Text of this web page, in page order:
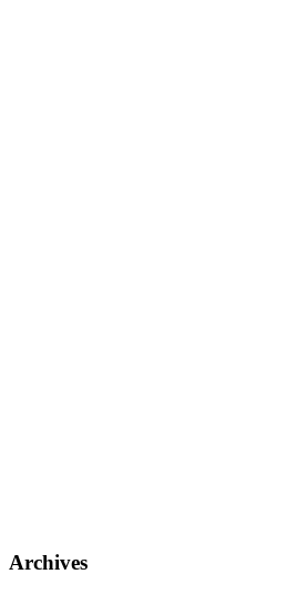
Archives